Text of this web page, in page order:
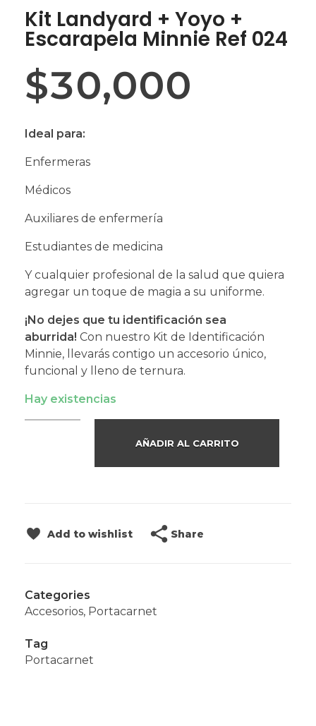
Kit Landyard + Yoyo +
Escarapela Minnie Ref 024
$30,000
Ideal para:
Enfermeras
Médicos
Auxiliares de enfermería
Estudiantes de medicina
Y cualquier profesional de la salud que quiera
agregar un toque de magia a su uniforme.
¡No dejes que tu identificación sea
aburrida! Con nuestro Kit de Identificación
Minnie, llevarás contigo un accesorio único,
funcional y lleno de ternura.
Hay existencias
AÑADIR AL CARRITO
Add to wishlist Share
Categories
Accesorios, Portacarnet
Tag
Portacarnet